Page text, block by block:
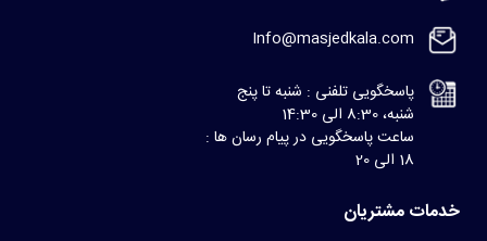
Info@masjedkala.com
پاسخگویی تلفنی : شنبه تا پنج
شنبه، 8:30 الی 14:30
ساعت پاسخگویی در پیام رسان ها :
18 الی 20
خدمات مشتریان